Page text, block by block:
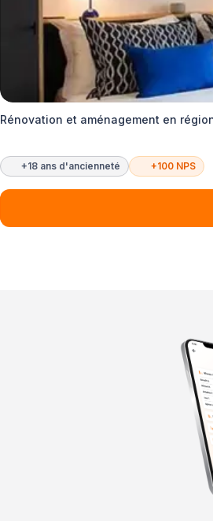
Rénovation et aménagement en
+18 ans d'ancienneté +100 NPS